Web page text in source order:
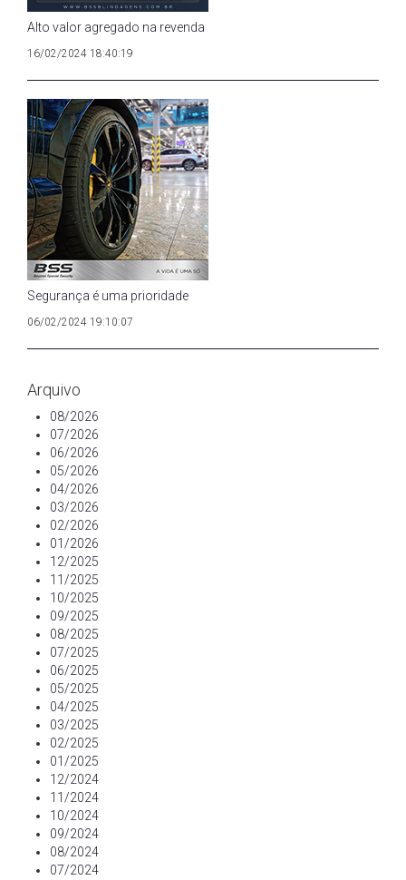
Alto valor agregado na revenda
16/02/2024 18:40:19
Segurança é uma prioridade
06/02/2024 19:10:07
Arquivo
08/2026
07/2026
06/2026
05/2026
04/2026
03/2026
02/2026
01/2026
12/2025
11/2025
10/2025
09/2025
08/2025
07/2025
06/2025
05/2025
04/2025
03/2025
02/2025
01/2025
12/2024
11/2024
10/2024
09/2024
08/2024
07/2024